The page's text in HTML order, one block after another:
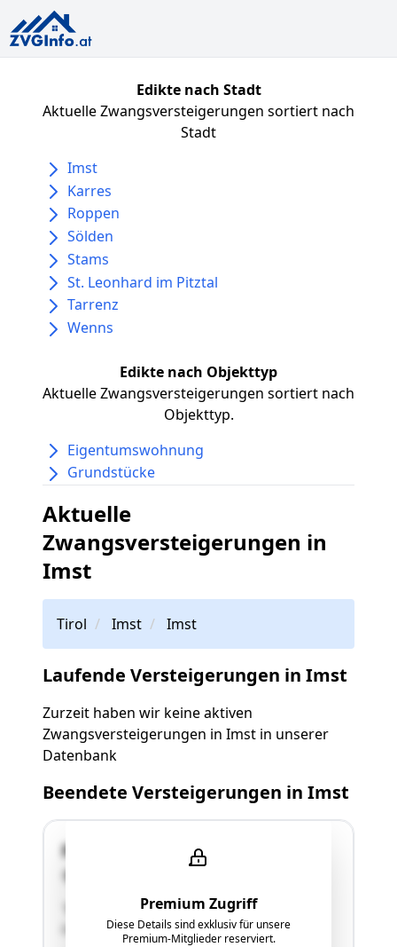
Edikte nach Stadt
Aktuelle Zwangsversteigerungen sortiert nach
Stadt
Imst
Karres
Roppen
Sölden
Stams
St. Leonhard im Pitztal
Tarrenz
Wenns
Edikte nach Objekttyp
Aktuelle Zwangsversteigerungen sortiert nach
Objekttyp.
Eigentumswohnung
Grundstücke
Aktuelle
Zwangsversteigerungen in
Imst
Tirol Imst Imst
Laufende Versteigerungen in Imst
Zurzeit haben wir keine aktiven
Zwangsversteigerungen in Imst in unserer
Datenbank
Beendete Versteigerungen in Imst
Premium Zugriff
Diese Details sind exklusiv für unsere
Premium-Mitglieder reserviert.
Fabrikstraße 7
"Eigentumswohnung Top 3, siehe
Langgutachten"